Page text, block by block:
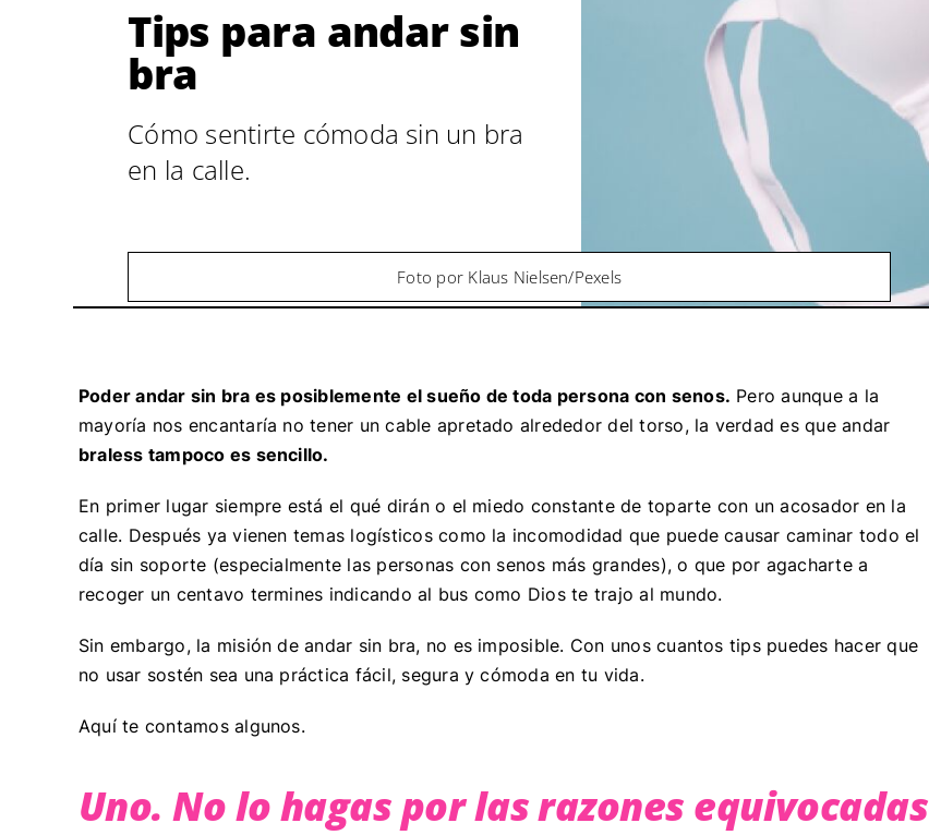
Tips para andar sin
bra
Cómo sentirte cómoda sin un bra
en la calle.
Foto por Klaus Nielsen/Pexels
Poder andar sin bra es posiblemente el sueño de toda persona con senos. Pero aunque a la
mayoría nos encantaría no tener un cable apretado alrededor del torso, la verdad es que andar
braless tampoco es sencillo.
En primer lugar siempre está el qué dirán o el miedo constante de toparte con un acosador en la
calle. Después ya vienen temas logísticos como la incomodidad que puede causar caminar todo el
día sin soporte (especialmente las personas con senos más grandes), o que por agacharte a
recoger un centavo termines indicando al bus como Dios te trajo al mundo.
Sin embargo, la misión de andar sin bra, no es imposible. Con unos cuantos tips puedes hacer que
no usar sostén sea una práctica fácil, segura y cómoda en tu vida.
Aquí te contamos algunos.
Uno. No lo hagas por las razones equivocadas